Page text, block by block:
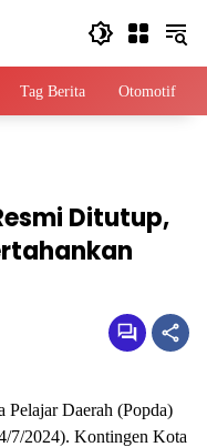
Tag Berita Otomotif
Ditutup,
Pelajar Daerah (Popda)
7/2024). Kontingen Kota